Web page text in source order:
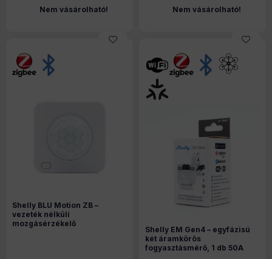
Nem vásárolható! Nem vásárolható!
Shelly BLU Motion ZB –
vezeték nélküli
mozgásérzékelő
Shelly EM Gen4 – egyfázisú
két áramkörös
fogyasztásmérő, 1 db 50A